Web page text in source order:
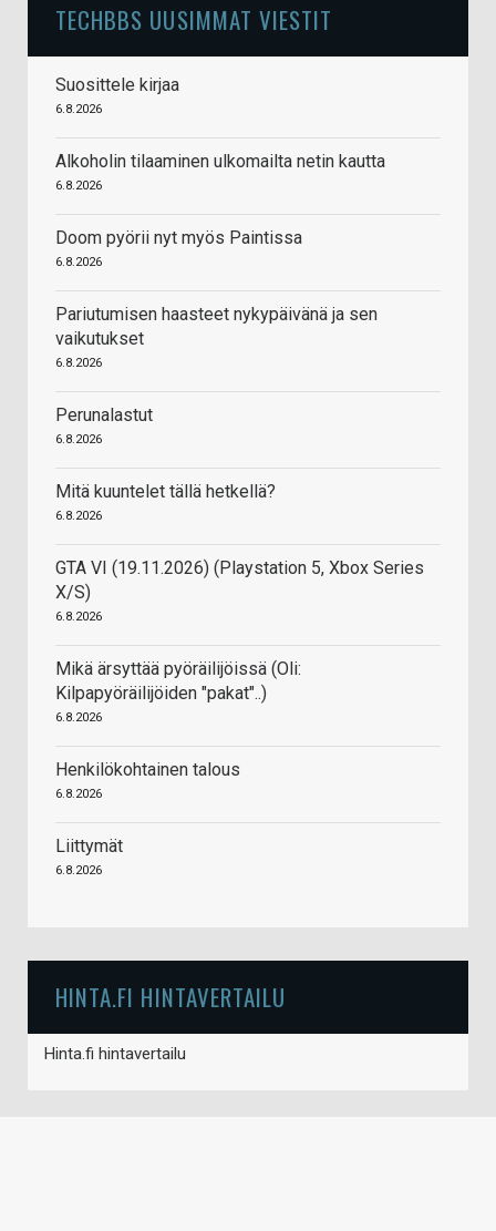
TECHBBS UUSIMMAT VIESTIT
Suosittele kirjaa
6.8.2026
Alkoholin tilaaminen ulkomailta netin kautta
6.8.2026
Doom pyörii nyt myös Paintissa
6.8.2026
Pariutumisen haasteet nykypäivänä ja sen
vaikutukset
6.8.2026
Perunalastut
6.8.2026
Mitä kuuntelet tällä hetkellä?
6.8.2026
GTA VI (19.11.2026) (Playstation 5, Xbox Series
X/S)
6.8.2026
Mikä ärsyttää pyöräilijöissä (Oli:
Kilpapyöräilijöiden "pakat"..)
6.8.2026
Henkilökohtainen talous
6.8.2026
Liittymät
6.8.2026
HINTA.FI HINTAVERTAILU
Hinta.fi hintavertailu